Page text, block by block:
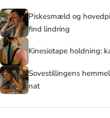
Piskesmæld og
find lindring
Kinesiotape holdning:
Sovestillingens
nat